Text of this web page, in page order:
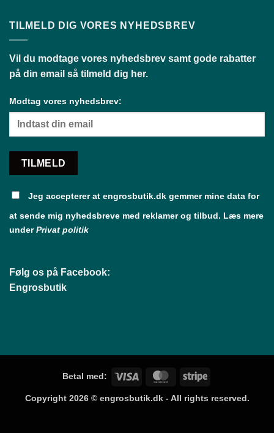
TILMELD DIG VORES NYHEDSBREV
Vil du modtage vores nyhedsbrev samt gode rabatter
på din email så tilmeld dig her.
Modtag vores nyhedsbrev:
Jeg accepterer at engrosbutik.dk gemmer mine data for
at sende mig nyhedsbreve med reklamer og tilbud. Læs mere
underPrivat politik
Følg os på Facebook:
Engrosbutik
Betal med: Visa MasterCardStripe
Copyright 2026 © engrosbutik.dk- All rights reserved.